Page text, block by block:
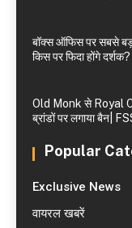
बॉक्स ऑफिस पर सबसे
किस पर फिदा होंगे दर्शक?
Old Monk से Royal
ब्रांडों पर लगाया बैन|
Popular
Exclusive News
वायरल खबरें